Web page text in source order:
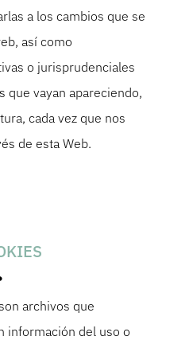
a los cambios que se
así como
o jurisprudenciales
que vayan apareciendo,
cada vez que nos
de esta Web.
archivos que
información del uso o